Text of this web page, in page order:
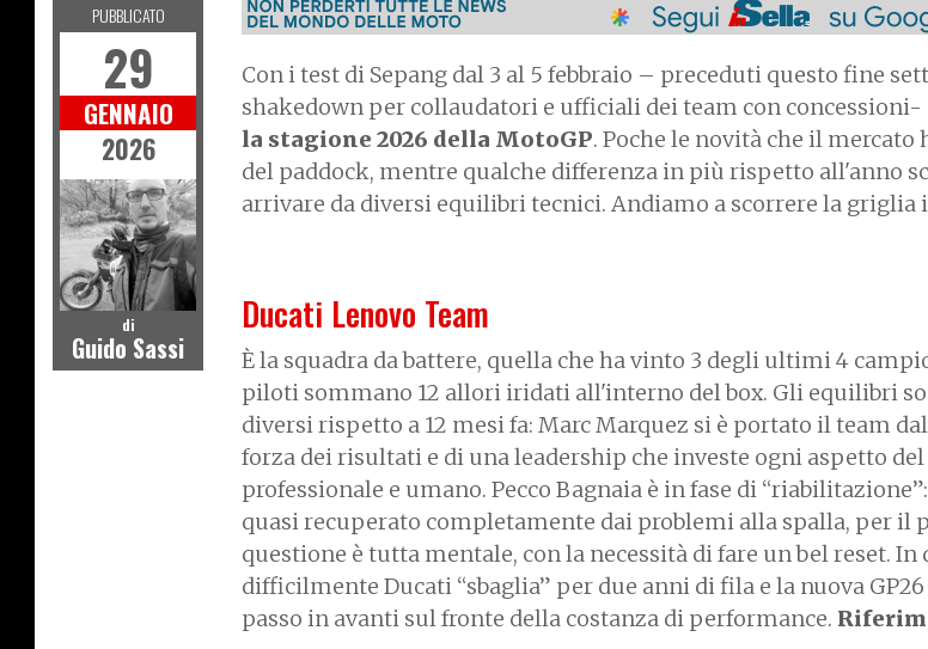
Con i test di Sepang dal 3 al 5 febbraio – preceduti questo fine
shakedown per collaudatori e ufficiali dei team con concessioni-
la stagione 2026 della MotoGP. Poche le novità che il
del paddock, mentre qualche differenza in più rispetto all'anno
arrivare da diversi equilibri tecnici. Andiamo a scorrere la griglia
Ducati Lenovo Team
È la squadra da battere, quella che ha vinto 3 degli ultimi 4
piloti sommano 12 allori iridati all'interno del box. Gli equilibri
diversi rispetto a 12 mesi fa: Marc Marquez si è portato il team
forza dei risultati e di una leadership che investe ogni aspetto
professionale e umano. Pecco Bagnaia è in fase di
quasi recuperato completamente dai problemi alla spalla, per il
questione è tutta mentale, con la necessità di fare un bel reset.
difficilmente Ducati “sbaglia” per due anni di fila e la nuova
passo in avanti sul fronte della costanza di performance.
PUBBLICATO
29
GENNAIO
2026
di
Guido Sassi